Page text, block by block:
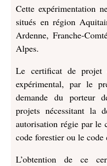
Cette expérimentation
situés en région
Ardenne, Franche-
Alpes.
Le certificat de projet
expérimental, par le
demande du porteur
projets nécessitant la
autorisation régie par le
code forestier ou le code
L’obtention de ce